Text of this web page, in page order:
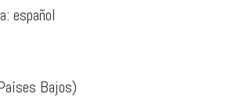
español
Bajos)